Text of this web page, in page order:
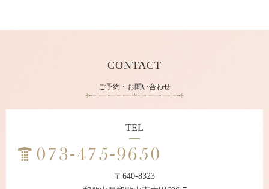
CONTACT
ご予約・お問い合わせ
TEL
〒640-8323